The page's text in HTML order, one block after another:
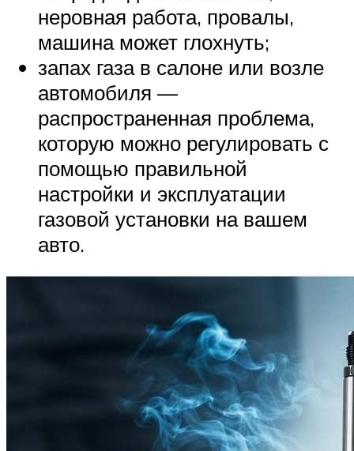
неровная работа, провалы,
машина может глохнуть;
запах газа в салоне или возле
автомобиля —
распространенная проблема,
которую можно регулировать с
помощью правильной
настройки и эксплуатации
газовой установки на вашем
авто.